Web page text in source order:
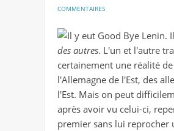
COMMENTAIRESsur
pour
un
homme
bon
Il y eut Good Bye Lenin.
des autres. L'un et l'autre
certainement une réalité de
l'Allemagne de l'Est, des
l'Est. Mais on peut
après avoir vu celui-ci,
premier sans lui reprocher